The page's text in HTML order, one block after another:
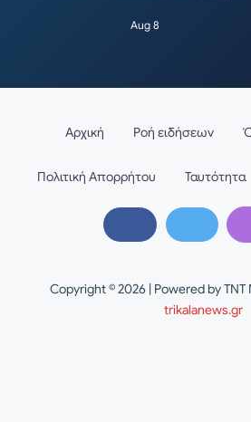
Aug 8
Copyright © 2026 | Powered by TNT
trikalanews.gr
Αρχική Ροή ειδήσεων
Πολιτική Απορρήτου Ταυτότητα